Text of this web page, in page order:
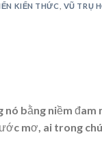
KIẾN THỨC VŨ TRỤ
bằng niềm đam
mơ, ai trong